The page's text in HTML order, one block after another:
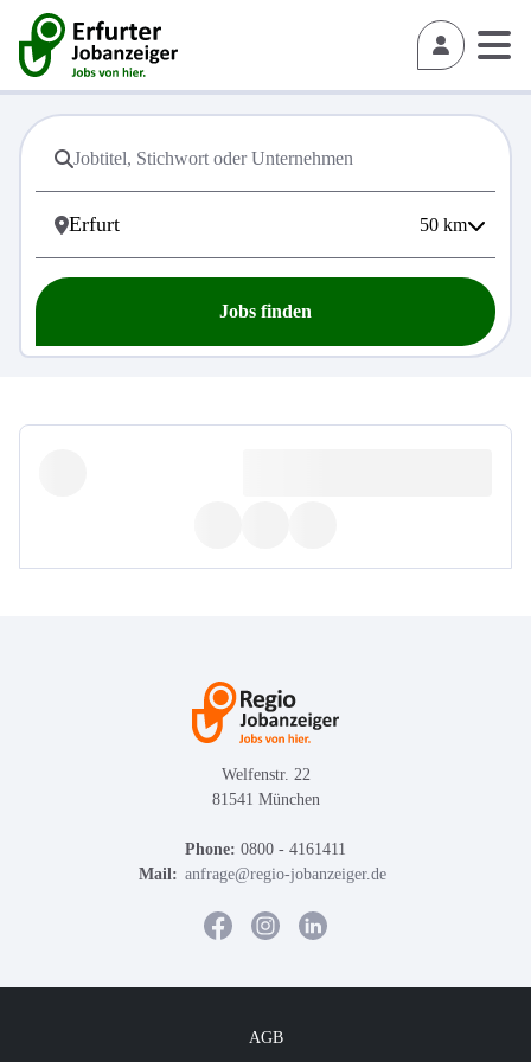
50 km
Jobs finden
Welfenstr. 22
81541 München
Phone: 0800 - 4161411
Mail: anfrage@regio-jobanzeiger.de
AGB